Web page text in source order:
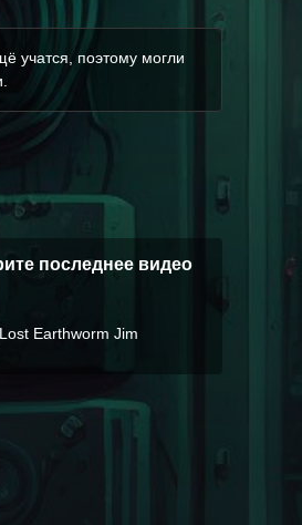
учатся, поэтому могли
последнее видео
Earthworm Jim